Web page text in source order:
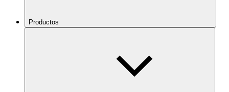
Productos